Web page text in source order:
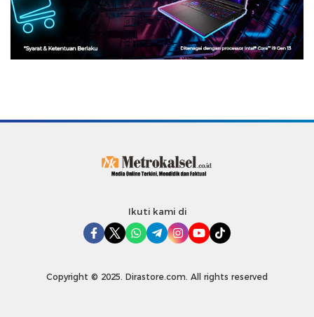
Ikuti kami di
Copyright © 2025. Dirastore.com. All rights reserved